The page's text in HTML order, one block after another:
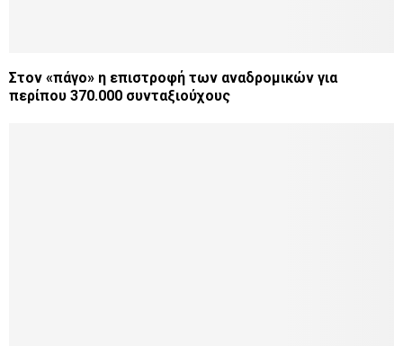
Στον «πάγο» η επιστροφή των αναδρομικών για
περίπου 370.000 συνταξιούχους